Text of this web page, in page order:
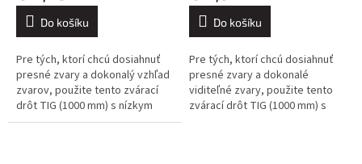
Do košíku
Pre tých, ktorí chcú dosiahnuť
presné zvary a dokonalý vzhľad
zvarov, použite tento zvárací
drôt TIG (1000 mm) s nízkym
obsahom uhlíka na zváranie
Do košíku
Pre tých, ktorí chcú dosiahnuť
presné zvary a dokonalé
viditeľné zvary, použite tento
zvárací drôt TIG (1000 mm) s